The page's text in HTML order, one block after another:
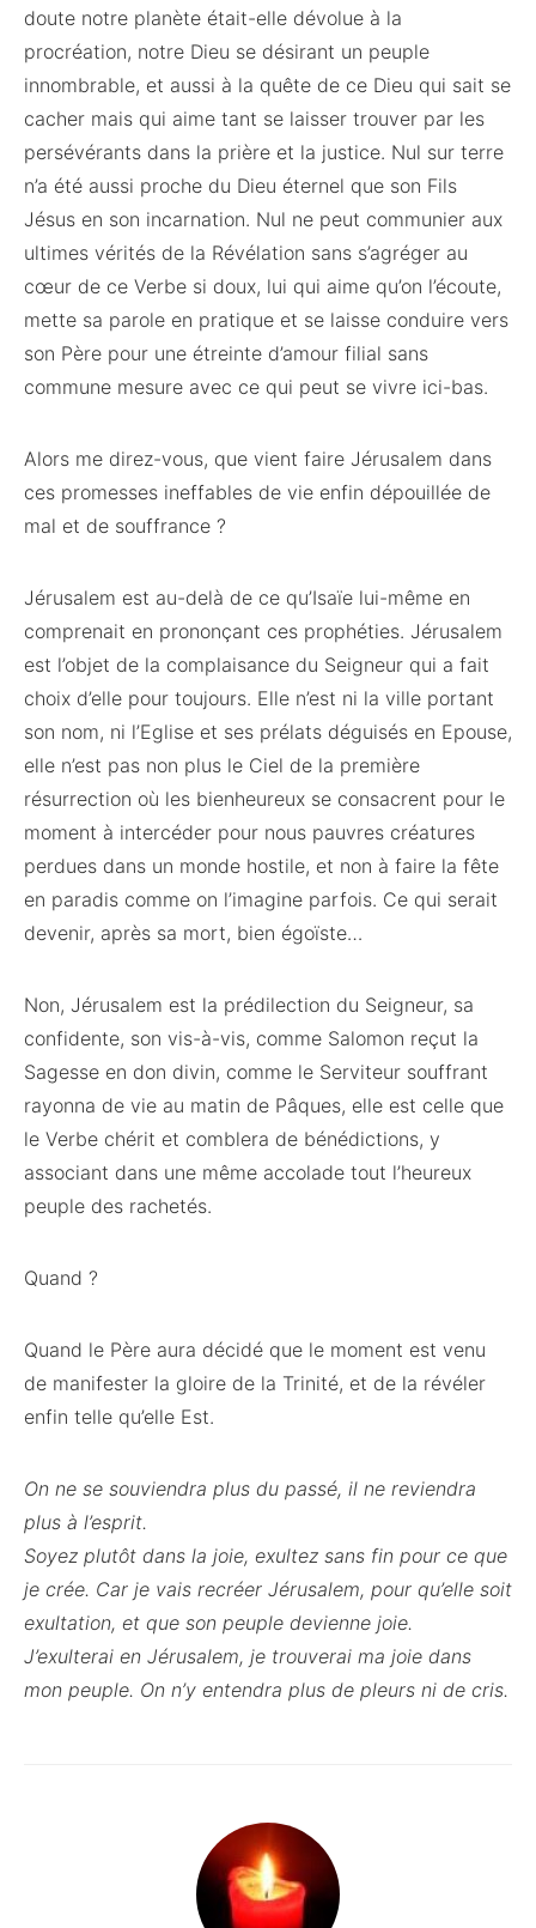
doute notre planète était-elle dévolue à la
procréation, notre Dieu se désirant un peuple
innombrable, et aussi à la quête de ce Dieu qui sait se
cacher mais qui aime tant se laisser trouver par les
persévérants dans la prière et la justice. Nul sur terre
n’a été aussi proche du Dieu éternel que son Fils
Jésus en son incarnation. Nul ne peut communier aux
ultimes vérités de la Révélation sans s’agréger au
cœur de ce Verbe si doux, lui qui aime qu’on l’écoute,
mette sa parole en pratique et se laisse conduire vers
son Père pour une étreinte d’amour filial sans
commune mesure avec ce qui peut se vivre ici-bas.
Alors me direz-vous, que vient faire Jérusalem dans
ces promesses ineffables de vie enfin dépouillée de
mal et de souffrance ?
Jérusalem est au-delà de ce qu’Isaïe lui-même en
comprenait en prononçant ces prophéties. Jérusalem
est l’objet de la complaisance du Seigneur qui a fait
choix d’elle pour toujours. Elle n’est ni la ville portant
son nom, ni l’Eglise et ses prélats déguisés en Epouse,
elle n’est pas non plus le Ciel de la première
résurrection où les bienheureux se consacrent pour le
moment à intercéder pour nous pauvres créatures
perdues dans un monde hostile, et non à faire la fête
en paradis comme on l’imagine parfois. Ce qui serait
devenir, après sa mort, bien égoïste…
Non, Jérusalem est la prédilection du Seigneur, sa
confidente, son vis-à-vis, comme Salomon reçut la
Sagesse en don divin, comme le Serviteur souffrant
rayonna de vie au matin de Pâques, elle est celle que
le Verbe chérit et comblera de bénédictions, y
associant dans une même accolade tout l’heureux
peuple des rachetés.
Quand ?
Quand le Père aura décidé que le moment est venu
de manifester la gloire de la Trinité, et de la révéler
enfin telle qu’elle Est.
On ne se souviendra plus du passé, il ne reviendra
plus à l’esprit.
Soyez plutôt dans la joie, exultez sans fin pour ce que
je crée. Car je vais recréer Jérusalem, pour qu’elle soit
exultation, et que son peuple devienne joie.
J’exulterai en Jérusalem, je trouverai ma joie dans
mon peuple. On n’y entendra plus de pleurs ni de cris.